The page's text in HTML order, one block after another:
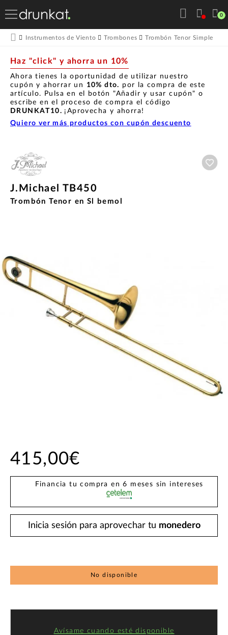
0
Instrumentos de Viento Trombones Trombón Tenor Simple
Haz "click" y ahorra un 10%
Ahora tienes la oportunidad de utilizar nuestro
cupón y ahorrar un 10% dto. por la compra de este
artículo. Pulsa en el botón "Añadir y usar cupón" o
escribe en el proceso de compra el código
DRUNKAT10. ¡Aprovecha y ahorra!
Quiero ver más productos con cupón descuento
J.Michael TB450
Trombón Tenor en Sl bemol
415,00€
Financia tu compra en 6 meses sin intereses
Inicia sesión para aprovechar tu monedero
No disponible
Avísame cuando esté disponible